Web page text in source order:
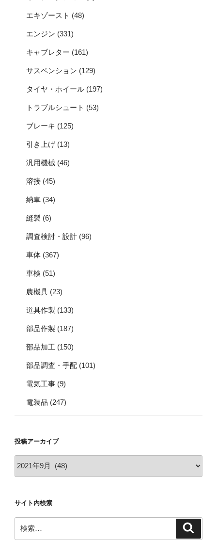
エキゾースト (48)
エンジン (331)
キャブレター (161)
サスペンション (129)
タイヤ・ホイール (197)
トラブルシュート (53)
ブレーキ (125)
引き上げ (13)
汎用機械 (46)
溶接 (45)
納車 (34)
縫製 (6)
調査検討・設計 (96)
車体 (367)
車検 (51)
農機具 (23)
道具作製 (133)
部品作製 (187)
部品加工 (150)
部品調査・手配 (101)
電気工事 (9)
電装品 (247)
投稿アーカイブ
カ
イ
ブ
サイト内検索
索: